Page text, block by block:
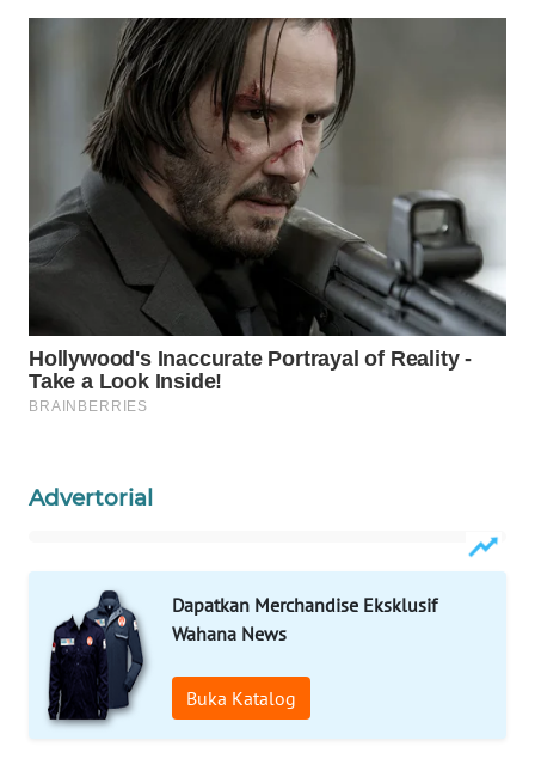
Advertorial
Dapatkan Merchandise Eksklusif
Wahana News
Buka Katalog
WAHANA
WAHANA
TANI
WAHANA
ADVOKAT
WAHANA
INFRASTRUKTUR
WAHANA
KONSUMEN
LISTRIK
TRAVEL
WAHANA
TV
WAHANANEWS